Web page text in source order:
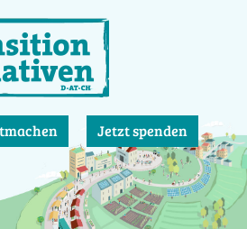
Jetzt spenden